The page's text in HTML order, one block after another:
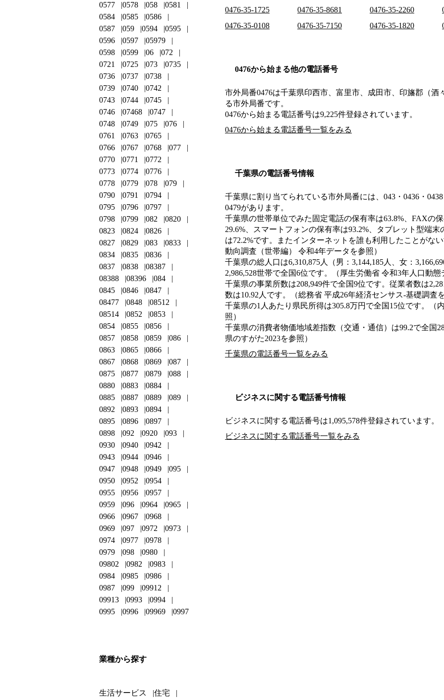
0476-35-1725
0476-35-8681 0476-35-2260
0476-35-0108
0476-35-7150 0476-35-1820
0476から始まる他の電話番号
市外局番0476は千葉県印西市、富里市、成田市、印旛郡（酒
る市外局番です。
0476から始まる電話番号は9,225件登録されています。
0476から始まる電話番号一覧をみる
千葉県の電話番号情報
千葉県に割り当てられている市外局番には、043・0436・0438
0479があります。
千葉県の世帯単位でみた固定電話の保有率は63.8%、FAXの
29.6%、スマートフォンの保有率は93.2%、タブレット型端
は72.2%です。またインターネットを誰も利用したことがな
動向調査（世帯編） 令和4年データを参照）
千葉県の総人口は6,310,875人（男：3,144,185人、女：
2,986,528世帯で全国6位です。（厚生労働省 令和3年人口動態
千葉県の事業所数は208,949件で全国9位です。従業者数は
数は10.92人です。（総務省 平成26年経済センサス‐基礎調査を
千葉県の1人あたり県民所得は305.8万円で全国15位です。（
照）
千葉県の消費者物価地域差指数（交通・通信）は99.2で全国
県のすがた2023を参照）
千葉県の電話番号一覧をみる
ビジネスに関する電話番号情報
ビジネスに関する電話番号は1,095,578件登録されています。
ビジネスに関する電話番号一覧をみる
0577
0578 058
0581
0584
0585
0586
0587
059 0594
0595
0596
0597
05979
0598
0599 06
072
0721
0725 073
0735
0736
0737
0738
0739
0740
0742
0743
0744
0745
0746
07468
0747
0748
0749 075
076
0761
0763
0765
0766
0767 0768
077
0770
0771
0772
0773
0774
0776
0778
0779 078
079
0790
0791
0794
0795
0796
0797
0798
0799 082
0820
0823
0824
0826
0827
0829 083
0833
0834
0835
0836
0837
0838
08387
08388
08396
084
0845
0846
0847
08477
0848
08512
08514
0852
0853
0854
0855
0856
0857
0858 0859
086
0863
0865
0866
0867
0868 0869
087
0875
0877 0879
088
0880
0883
0884
0885
0887 0889
089
0892
0893
0894
0895
0896
0897
0898
092 0920
093
0930
0940
0942
0943
0944
0946
0947
0948 0949
095
0950
0952
0954
0955
0956
0957
0959
096 0964
0965
0966
0967
0968
0969
097 0972
0973
0974
0977
0978
0979
098
0980
09802
0982
0983
0984
0985
0986
0987
099
09912
09913
0993
0994
0995
0996 09969 0997
業種から探す
生活サービス 住宅